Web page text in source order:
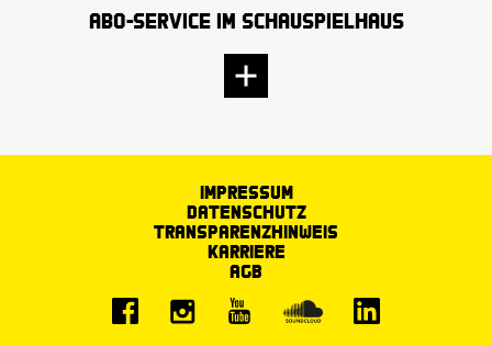
Abo-Service im Schauspielhaus
Impressum
Datenschutz
Transparenzhinweis
Karriere
AGB